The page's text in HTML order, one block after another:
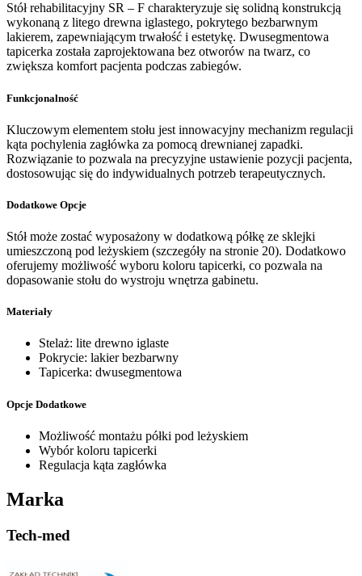
Stół rehabilitacyjny SR – F charakteryzuje się solidną konstrukcją
wykonaną z litego drewna iglastego, pokrytego bezbarwnym
lakierem, zapewniającym trwałość i estetykę. Dwusegmentowa
tapicerka została zaprojektowana bez otworów na twarz, co
zwiększa komfort pacjenta podczas zabiegów.
Funkcjonalność
Kluczowym elementem stołu jest innowacyjny mechanizm regulacji
kąta pochylenia zagłówka za pomocą drewnianej zapadki.
Rozwiązanie to pozwala na precyzyjne ustawienie pozycji pacjenta,
dostosowując się do indywidualnych potrzeb terapeutycznych.
Dodatkowe Opcje
Stół może zostać wyposażony w dodatkową półkę ze sklejki
umieszczoną pod leżyskiem (szczegóły na stronie 20). Dodatkowo
oferujemy możliwość wyboru koloru tapicerki, co pozwala na
dopasowanie stołu do wystroju wnętrza gabinetu.
Materiały
Stelaż: lite drewno iglaste
Pokrycie: lakier bezbarwny
Tapicerka: dwusegmentowa
Opcje Dodatkowe
Możliwość montażu półki pod leżyskiem
Wybór koloru tapicerki
Regulacja kąta zagłówka
Marka
Tech-med